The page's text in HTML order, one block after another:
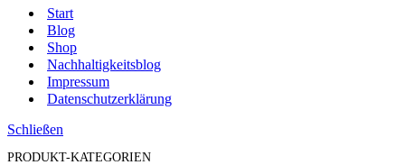
Start
Blog
Shop
Nachhaltigkeitsblog
Impressum
Datenschutzerklärung
Schließen
PRODUKT-KATEGORIEN